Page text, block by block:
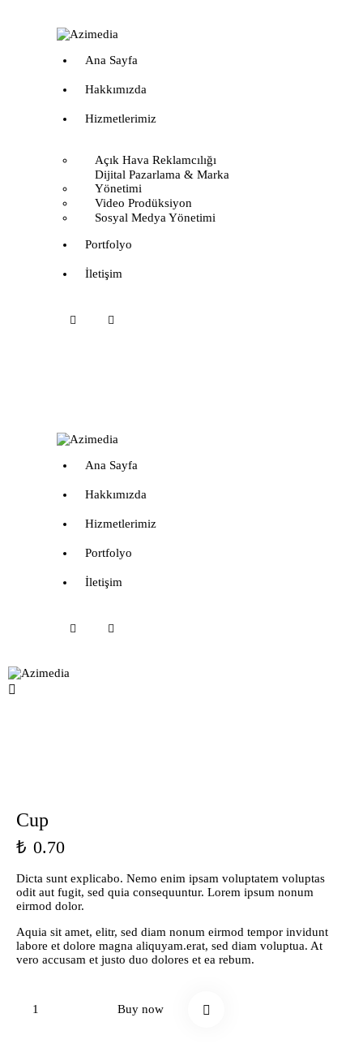
Ana Sayfa
Hakkımızda
Hizmetlerimiz
Açık Hava Reklamcılığı
Dijital Pazarlama & Marka
Yönetimi
Video Prodüksiyon
Sosyal Medya Yönetimi
Portfolyo
İletişim
instagramlinkedin
Ana Sayfa
Hakkımızda
Hizmetlerimiz
Portfolyo
İletişim
instagramlinkedin
Cup
₺ 0.70
Dicta sunt explicabo. Nemo enim ipsam voluptatem voluptas
odit aut fugit, sed quia consequuntur. Lorem ipsum nonum
eirmod dolor.
Aquia sit amet, elitr, sed diam nonum eirmod tempor invidunt
labore et dolore magna aliquyam.erat, sed diam voluptua. At
vero accusam et justo duo dolores et ea rebum.
adet
Buy now